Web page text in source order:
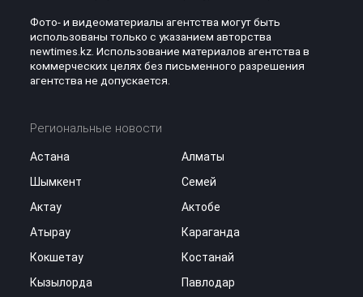
Фото- и видеоматериалы агентства могут быть
использованы только с указанием авторства
newtimes.kz. Использование материалов агентства в
коммерческих целях без письменного разрешения
агентства не допускается.
Региональные новости
Астана
Алматы
Шымкент
Семей
Актау
Актобе
Атырау
Караганда
Кокшетау
Костанай
Кызылорда
Павлодар